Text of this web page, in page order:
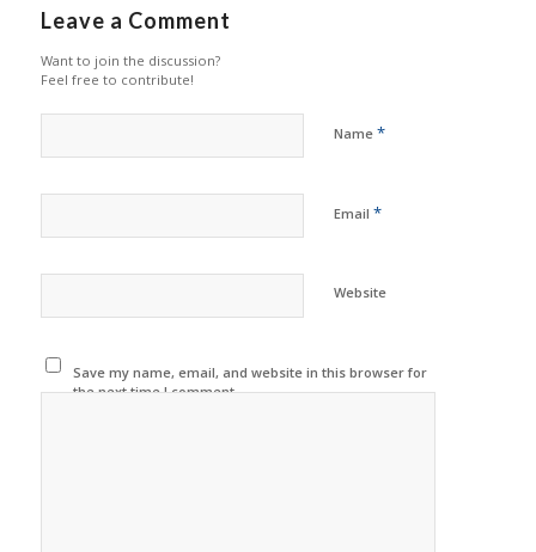
Leave a Comment
Want to join the discussion?
Feel free to contribute!
Name *
Email *
Website
Save my name, email, and website in this browser for
the next time I comment.